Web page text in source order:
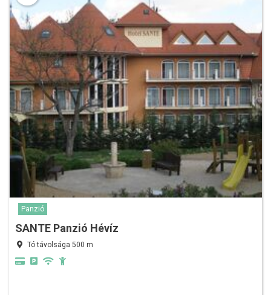
Panzió
SANTE Panzió Hévíz
Tó távolsága 500 m